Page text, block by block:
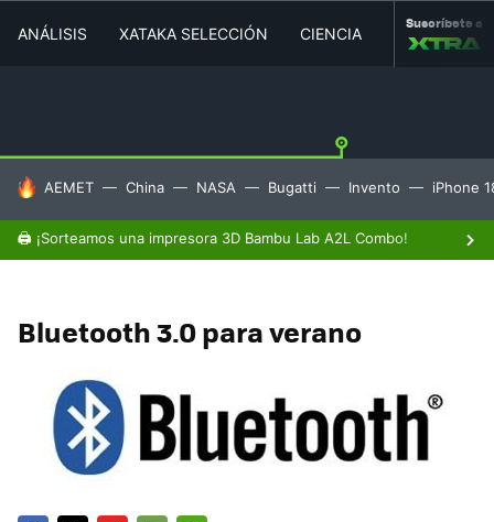
ANÁLISIS XATAKA SELECCIÓN CIENCIA MOVILIDAD
Suscríbete a
HOY SE HABLA DE
AEMET China NASA Bugatti Invento iPhone
🖨️ ¡Sorteamos una impresora 3D Bambu Lab A2L Combo!
Bluetooth 3.0 para verano